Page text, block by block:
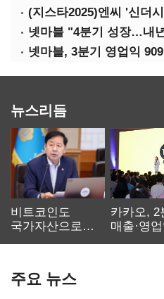
넷마블 "4분기 성장…내
넷마블, 3분기 영업익
뉴스리듬
비트코인도
국가자산으로…'
카카오, 2
매출·영
주요 뉴스